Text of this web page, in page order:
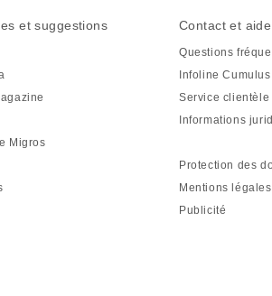
et suggestions
Migros
Contact et aide
Questions
Infoline Cumulus
Service clientèle
Informations
Protection des
Mentions légales
Publicité